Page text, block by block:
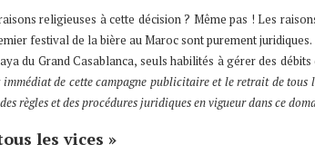
religieuses à cette décision ? Même pas ! Les
festival de la bière au Maroc sont purement juridiques.
du Grand Casablanca, seuls habilités à gérer des
de cette campagne publicitaire et le retrait de tous
règles et des procédures juridiques en vigueur dans ce
les vices »